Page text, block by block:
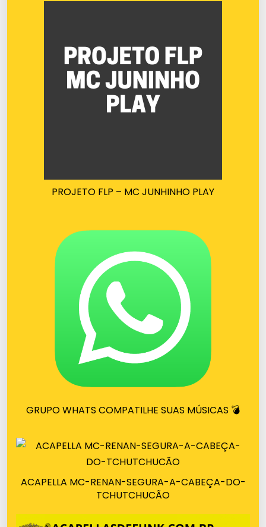
PROJETO FLP – MC JUNHINHO PLAY
GRUPO WHATS COMPATILHE SUAS MÚSICAS 💣
ACAPELLA MC-RENAN-SEGURA-A-CABEÇA-DO-
TCHUTCHUCÃO